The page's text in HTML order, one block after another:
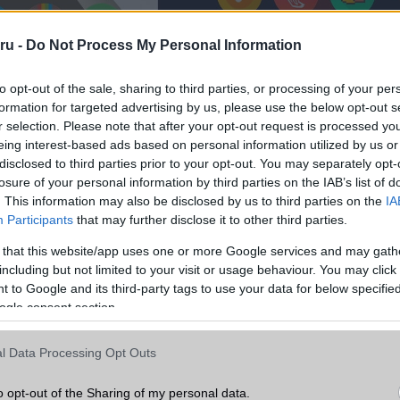
- Do Not Process My Personal Information
opt-out of the sale, sharing to third parties, or processing of your
for targeted advertising by us, please use the below opt-out
selection. Please note that after your opt-out request is processed
interest-based ads based on personal information utilized by us
to third parties prior to your opt-out. You may separately
of your personal information by third parties on the IAB’s list of
This information may also be disclosed by us to third parties on the
Participants that may further disclose it to other third parties.
that this website/app uses one or more Google services and may
but not limited to your visit or usage behaviour. You may
to Google and its third-party tags to use your data for below
consent section.
Data Processing Opt Outs
opt-out of the Sharing of my personal data.
hírek! Kattintson ide!